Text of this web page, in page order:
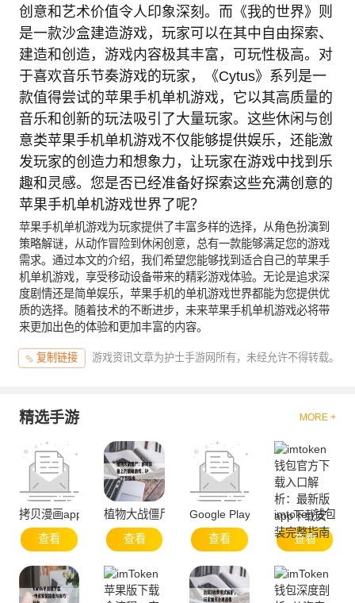
创意和艺术价值令人印象深刻。而《我的世界》则
是一款沙盒建造游戏，玩家可以在其中自由探索、
建造和创造，游戏内容极其丰富，可玩性极高。对
于喜欢音乐节奏游戏的玩家，《Cytus》系列是一
款值得尝试的苹果手机单机游戏，它以其高质量的
音乐和创新的玩法吸引了大量玩家。这些休闲与创
意类苹果手机单机游戏不仅能够提供娱乐，还能激
发玩家的创造力和想象力，让玩家在游戏中找到乐
趣和灵感。您是否已经准备好探索这些充满创意的
苹果手机单机游戏世界了呢？
苹果手机单机游戏为玩家提供了丰富多样的选择，从角色扮演到
策略解谜，从动作冒险到休闲创意，总有一款能够满足您的游戏
需求。通过本文的介绍，我们希望您能够找到适合自己的苹果手
机单机游戏，享受移动设备带来的精彩游戏体验。无论是追求深
度剧情还是简单娱乐，苹果手机的单机游戏世界都能为您提供优
质的选择。随着技术的不断进步，未来苹果手机单机游戏必将带
来更加出色的体验和更加丰富的内容。
复制链接 游戏资讯文章为护士手游网所有，未经允许不得转载。
精选手游 MORE +
拷贝漫画app官方网站-便捷服务与资源聚合
查看
植物大战僵尸：移动设备上的策略游戏，iPad下载
查看
Google Play官方下载与安全使用
查看
imtoken钱包官
查看